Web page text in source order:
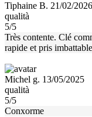
Tiphaine B. 21/02/2026
qualità
5/5
Très contente. Clé
rapide et pris
Michel g. 13/05/2025
qualità
5/5
Conxorme